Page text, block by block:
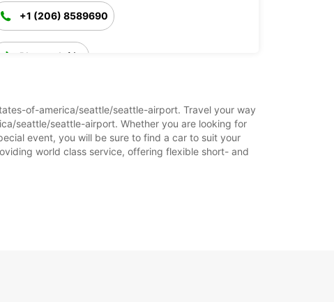
+1 (206) 8589690
Plan podróży
of-america/seattle/seattle-airport. Travel your way
seattle/seattle-airport. Whether you are looking for
event, you will be sure to find a car to suit your
world class service, offering flexible short- and